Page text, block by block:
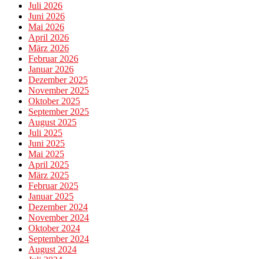
Juli 2026
Juni 2026
Mai 2026
April 2026
März 2026
Februar 2026
Januar 2026
Dezember 2025
November 2025
Oktober 2025
September 2025
August 2025
Juli 2025
Juni 2025
Mai 2025
April 2025
März 2025
Februar 2025
Januar 2025
Dezember 2024
November 2024
Oktober 2024
September 2024
August 2024